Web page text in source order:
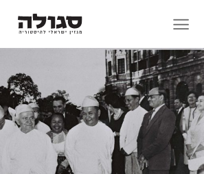
content